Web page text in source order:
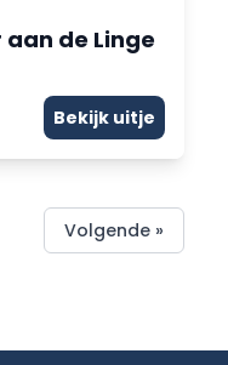
de Linge
Bekijk uitje
Volgende »